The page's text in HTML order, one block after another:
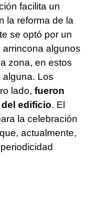
facilita un
la reforma de la
se optó por un
algunos
zona, en estos
alguna. Los
lado, fueron
edificio. El
la celebración
actualmente,